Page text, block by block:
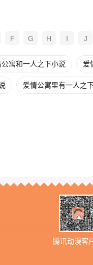
F G H I J
公寓和一人之下小说 爱
爱情公寓里有一人之
腾讯动漫客